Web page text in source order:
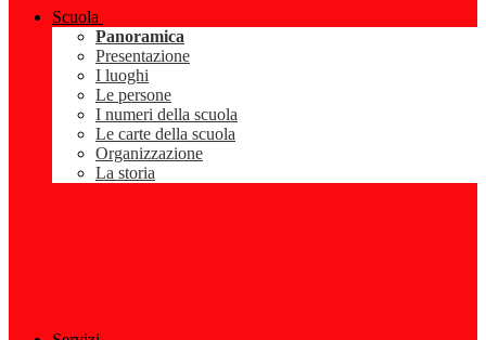
Scuola
Panoramica
Presentazione
I luoghi
Le persone
I numeri della scuola
Le carte della scuola
Organizzazione
La storia